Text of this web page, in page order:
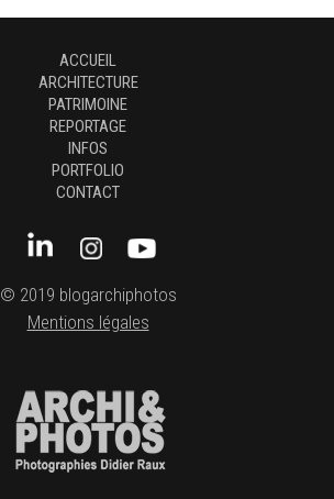
ACCUEIL
ARCHITECTURE
PATRIMOINE
REPORTAGE
INFOS
PORTFOLIO
CONTACT
© 2019 blogarchiphotos
Mentions légales